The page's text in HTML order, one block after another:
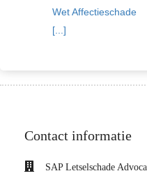
Wet Affectieschade
[...]
Contact informatie
SAP Letselschade